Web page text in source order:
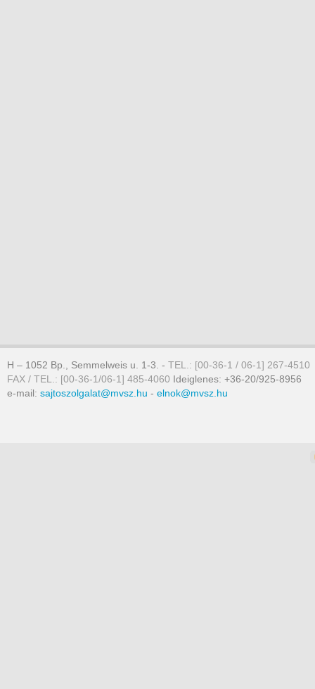
H – 1052 Bp., Semmelweis u. 1-3. - TEL.: [00-36-1 / 06-1] 267-4510
FAX / TEL.: [00-36-1/06-1] 485-4060 Ideiglenes: +36-20/925-8956
e-mail: sajtoszolgalat@mvsz.hu - elnok@mvsz.hu